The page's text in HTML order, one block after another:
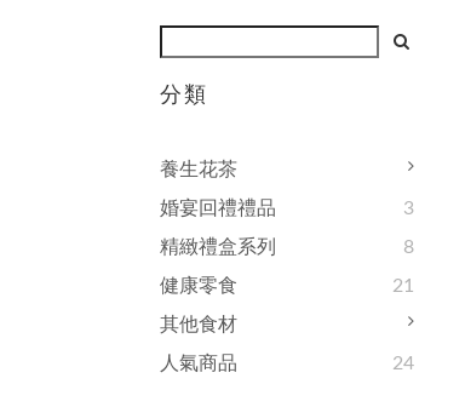
分類
養生花茶
婚宴回禮禮品
3
精緻禮盒系列
8
健康零食
21
其他食材
人氣商品
24